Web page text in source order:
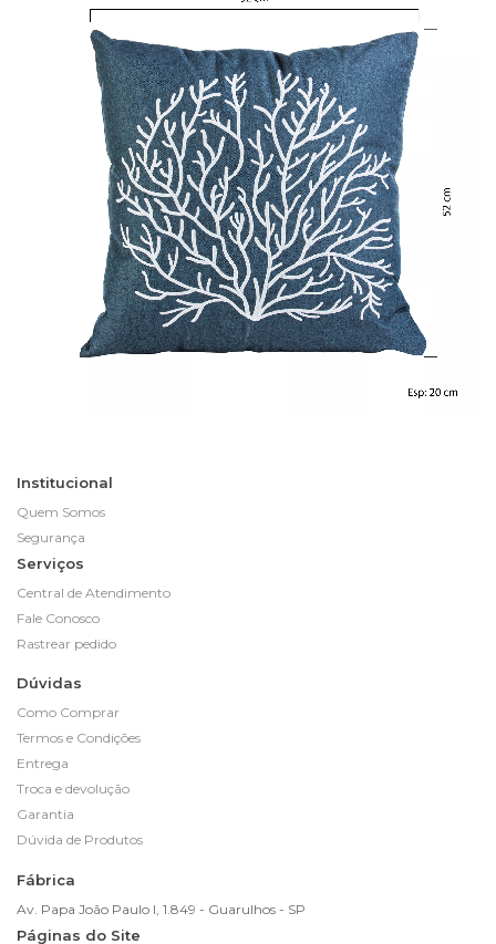
Institucional
Quem Somos
Segurança
Serviços
Central de Atendimento
Fale Conosco
Rastrear pedido
Dúvidas
Como Comprar
Termos e Condições
Entrega
Troca e devolução
Garantia
Dúvida de Produtos
Fábrica
Av. Papa João Paulo I, 1.849 - Guarulhos - SP
Páginas do Site